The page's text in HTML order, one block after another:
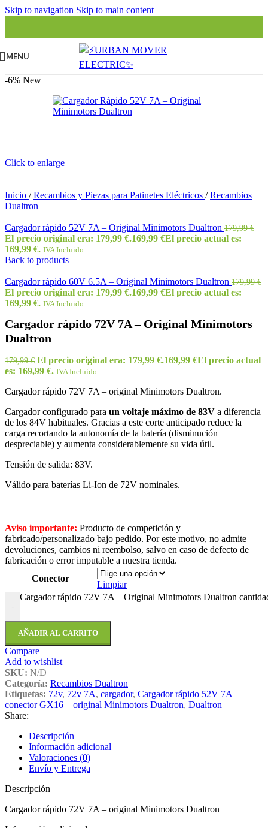
Skip to navigation Skip to main content
MENU
-6% New
Click to enlarge
Inicio / Recambios y Piezas para Patinetes Eléctricos / Recambios
Dualtron
Cargador rápido 52V 7A – Original Minimotors Dualtron 179,99€
El precio original era: 179,99 €.169,99 €El precio actual es:
169,99 €. IVA Incluido
Back to products
Cargador rápido 60V 6.5A – Original Minimotors Dualtron 179,99€
El precio original era: 179,99 €.169,99 €El precio actual es:
169,99 €. IVA Incluido
Cargador rápido 72V 7A – Original Minimotors
Dualtron
179,99€ El precio original era: 179,99 €.169,99 €El precio actual
es: 169,99 €. IVA Incluido
Cargador rápido 72V 7A – original Minimotors Dualtron.
Cargador configurado para un voltaje máximo de 83V a diferencia
de los 84V habituales. Gracias a este corte anticipado reduce la
carga recortando la autonomía de la batería (disminución
despreciable) y aumenta considerablemente su vida útil.
Tensión de salida: 83V.
Válido para baterías Li-Ion de 72V nominales.
Aviso importante: Producto de competición y
fabricado/personalizado bajo pedido. Por este motivo, no admite
devoluciones, cambios ni reembolso, salvo en caso de defecto de
fabricación o error imputable a nuestra tienda.
Conector
Limpiar
-
Cargador rápido 72V 7A – Original Minimotors Dualtron
AÑADIR AL CARRITO
Compare
Add to wishlist
SKU: N/D
Categoría: Recambios Dualtron
Etiquetas: 72v, 72v 7A, cargador, Cargador rápido 52V 7A
conector GX16 – original Minimotors Dualtron, Dualtron
Share:
Descripción
Información adicional
Valoraciones (0)
Envío y Entrega
Descripción
Cargador rápido 72V 7A – original Minimotors Dualtron